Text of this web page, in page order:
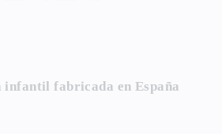
infantil fabricada en España